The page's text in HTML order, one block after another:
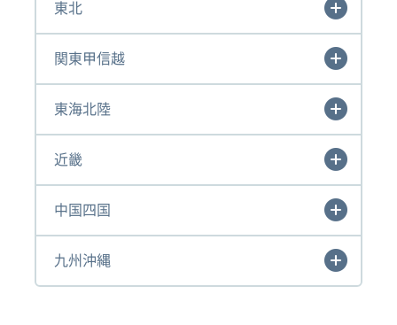
東北
関東甲信越
東海北陸
近畿
中国四国
九州沖縄